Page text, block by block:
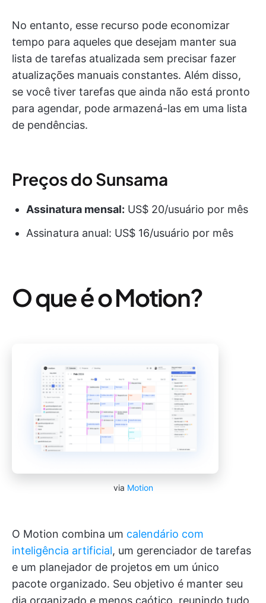
No entanto, esse recurso pode economizar
tempo para aqueles que desejam manter sua
lista de tarefas atualizada sem precisar fazer
atualizações manuais constantes. Além disso,
se você tiver tarefas que ainda não está pronto
para agendar, pode armazená-las em uma lista
de pendências.
Preços do Sunsama
Assinatura mensal: US$ 20/usuário por mês
Assinatura anual: US$ 16/usuário por mês
O que é o Motion?
via Motion
O Motion combina um calendário com
inteligência artificial, um gerenciador de tarefas
e um planejador de projetos em um único
pacote organizado. Seu objetivo é manter seu
dia organizado e menos caótico, reunindo tudo